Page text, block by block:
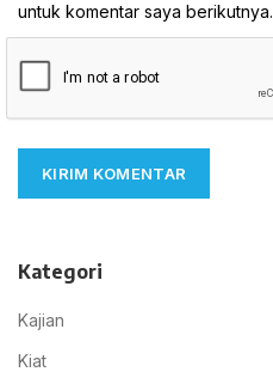
untuk komentar saya berikutnya.
Kategori
Kajian
Kiat